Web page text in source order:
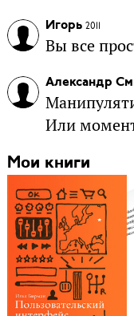
Игорь 2011
Вы все
Александр
Или
Мои книги